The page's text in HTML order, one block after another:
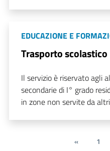
EDUCAZIONE E
Trasporto scolastico
Il servizio è riservato agli
secondarie di I° grado
in zone non servite da
« 1